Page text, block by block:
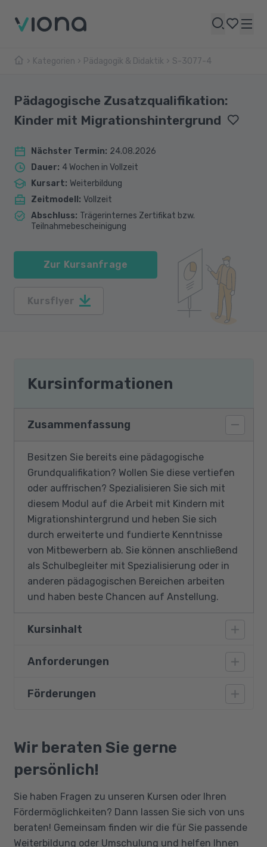
Kategorien Pädagogik & Didaktik S-3077-4
Pädagogische Zusatzqualifikation:
Kinder mit Migrationshintergrund
Nächster Termin: 24.08.2026
Dauer: 4 Wochen in Vollzeit
Kursart: Weiterbildung
Zeitmodell : Vollzeit
Abschluss: Trägerinternes Zertifikat bzw.
Teilnahmebescheinigung
Zur Kursanfrage
Kursflyer
Kursinformationen
Zusammenfassung
Besitzen Sie bereits eine pädagogische
Grundqualifikation? Wollen Sie diese vertiefen
oder auffrischen? Spezialisieren Sie sich mit
diesem Modul auf die Arbeit mit Kindern mit
Migrationshintergrund und heben Sie sich
durch erweiterte und fundierte Kenntnisse
von Mitbewerbern ab. Sie können anschließend
als Schulbegleiter mit Spezialisierung oder in
anderen pädagogischen Bereichen arbeiten
und haben beste Chancen auf Anstellung.
Kursinhalt
Umgang mit traumatisierten Kindern und
Trauma und Symptome, Traumareaktionen
Unterstützungsangebote, Fallbeispiele,
Übungen
Familien mit Migrationshintergrund - Umgang
mit Kindern und Jugendlichen:
Bildungseinrichtungen und
Anforderungen
Ein Hauptschulabschluss und ein
Mindestanforderung für die Teilnahme an
diesem Modul bzw. Anforderung potentieller
Arbeitgeber.
Förderungen
Qualifizierungschancengesetz
Berufliche Rehabilitation
Wir beraten Sie gerne
persönlich!
Sie haben Fragen zu unseren Kursen oder Ihren
Fördermöglichkeiten? Dann lassen Sie sich von uns
beraten! Gemeinsam finden wir die für Sie passende
Weiterbildung oder Umschulung und helfen Ihnen